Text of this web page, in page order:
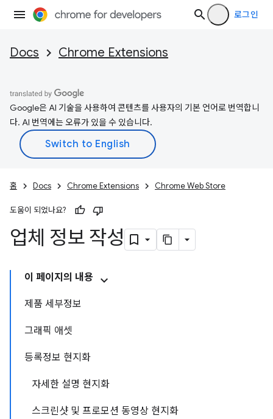
로그인
Docs Chrome Extensions
Google은 AI 기술을 사용하여 콘텐츠를 사용자의 기본 언어로 번역합니
다. AI 번역에는 오류가 있을 수 있습니다.
홈 Docs Chrome Extensions Chrome Web Store
도움이 되었나요?
업체 정보 작성
이 페이지의 내용
제품 세부정보
그래픽 애셋
등록정보 현지화
자세한 설명 현지화
스크린샷 및 프로모션 동영상 현지화